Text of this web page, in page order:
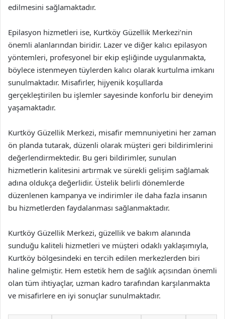
edilmesini sağlamaktadır.
Epilasyon hizmetleri ise, Kurtköy Güzellik Merkezi’nin
önemli alanlarından biridir. Lazer ve diğer kalıcı epilasyon
yöntemleri, profesyonel bir ekip eşliğinde uygulanmakta,
böylece istenmeyen tüylerden kalıcı olarak kurtulma imkanı
sunulmaktadır. Misafirler, hijyenik koşullarda
gerçekleştirilen bu işlemler sayesinde konforlu bir deneyim
yaşamaktadır.
Kurtköy Güzellik Merkezi, misafir memnuniyetini her zaman
ön planda tutarak, düzenli olarak müşteri geri bildirimlerini
değerlendirmektedir. Bu geri bildirimler, sunulan
hizmetlerin kalitesini artırmak ve sürekli gelişim sağlamak
adına oldukça değerlidir. Üstelik belirli dönemlerde
düzenlenen kampanya ve indirimler ile daha fazla insanın
bu hizmetlerden faydalanması sağlanmaktadır.
Kurtköy Güzellik Merkezi, güzellik ve bakım alanında
sunduğu kaliteli hizmetleri ve müşteri odaklı yaklaşımıyla,
Kurtköy bölgesindeki en tercih edilen merkezlerden biri
haline gelmiştir. Hem estetik hem de sağlık açısından önemli
olan tüm ihtiyaçlar, uzman kadro tarafından karşılanmakta
ve misafirlere en iyi sonuçlar sunulmaktadır.